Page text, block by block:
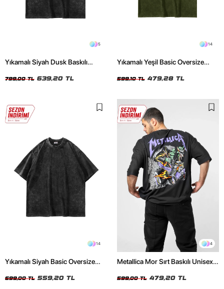
5
Yıkamalı Siyah Dusk Baskılı
799,00 TL 639,20 TL
14
Yıkamalı Yeşil Basic Oversize
599,10 TL 479,28 TL
14
Yıkamalı Siyah Basic Oversize
699,00 TL 559,20 TL
4
Metallica Mor Sırt Baskılı Unisex
599,00 TL 479,20 TL